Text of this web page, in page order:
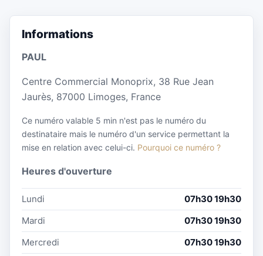
Informations
PAUL
Centre Commercial Monoprix, 38 Rue Jean
Jaurès, 87000 Limoges, France
Ce numéro valable 5 min n'est pas le numéro du
destinataire mais le numéro d'un service permettant la
mise en relation avec celui-ci. Pourquoi ce numéro ?
Heures d'ouverture
Lundi
07h30 19h30
Mardi
07h30 19h30
Mercredi
07h30 19h30